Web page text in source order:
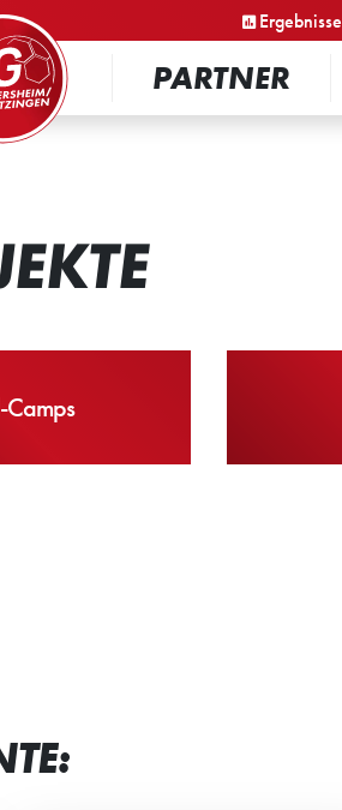
Ergebnisse
PARTNER